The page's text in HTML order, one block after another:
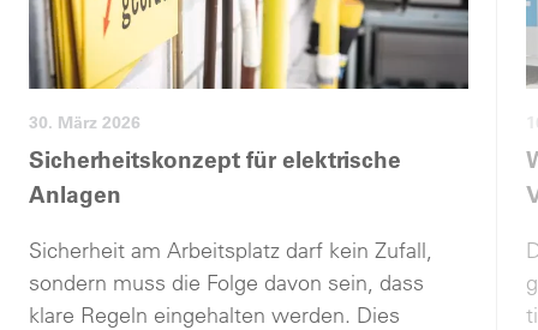
30. März 2026
Sicherheitskonzept für elektrische
Anlagen
Sicherheit am Arbeitsplatz darf kein Zufall,
sondern muss die Folge davon sein, dass
klare Regeln eingehalten werden. Dies